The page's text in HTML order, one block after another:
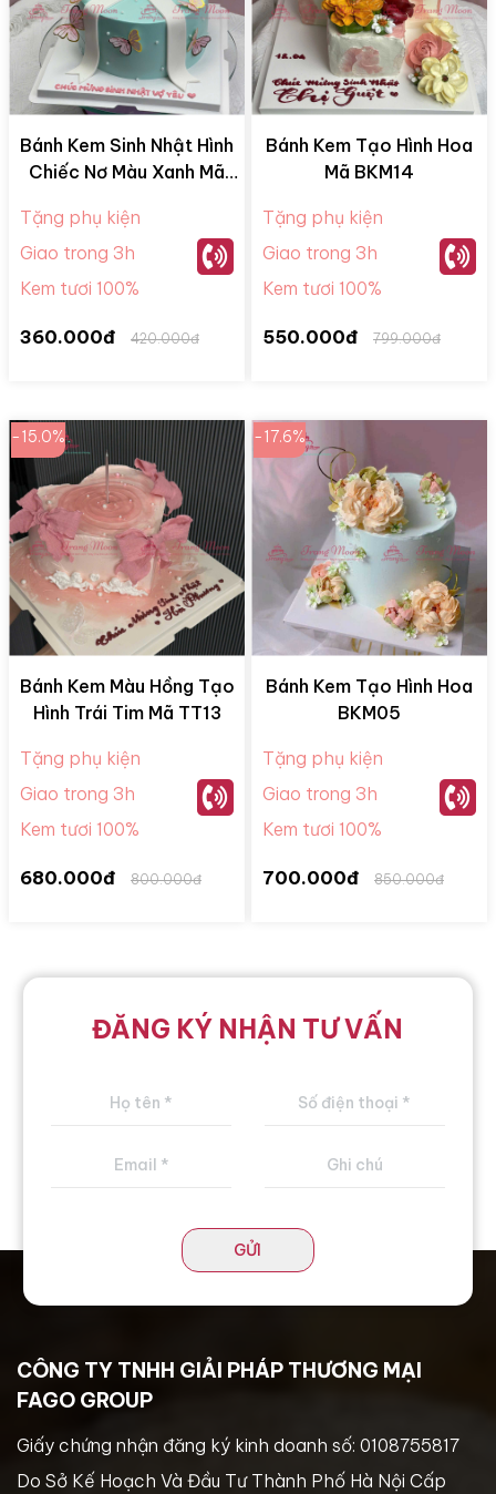
Bánh Kem Sinh Nhật Hình
Chiếc Nơ Màu Xanh Mã
Tặng phụ kiện
Giao trong 3h
Kem tươi 100%
360.000đ 420.000đ
Bánh Kem Tạo Hình Hoa
Mã BKM14
Tặng phụ kiện
Giao trong 3h
Kem tươi 100%
550.000đ 799.000đ
-15.0%
Bánh Kem Màu Hồng Tạo
Hình Trái Tim Mã TT13
Tặng phụ kiện
Giao trong 3h
Kem tươi 100%
680.000đ 800.000đ
-17.6%
Bánh Kem Tạo Hình Hoa
BKM05
Tặng phụ kiện
Giao trong 3h
Kem tươi 100%
700.000đ 850.000đ
ĐĂNG KÝ NHẬN TƯ VẤN
GỬI
CÔNG TY TNHH GIẢI PHÁP THƯƠNG MẠI
FAGO GROUP
Giấy chứng nhận đăng ký kinh doanh số: 0108755817
Do Sở Kế Hoạch Và Đầu Tư Thành Phố Hà Nội Cấp